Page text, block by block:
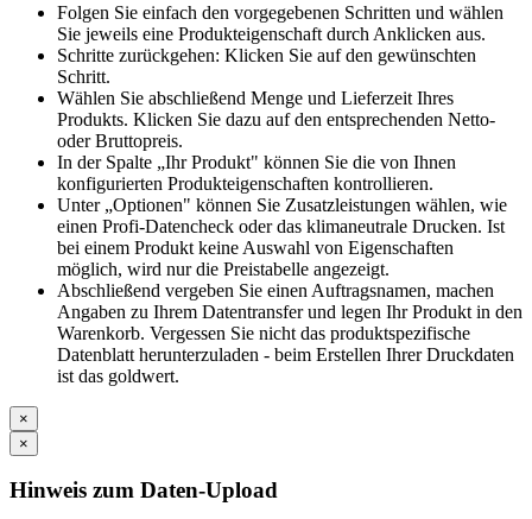
Folgen Sie einfach den vorgegebenen Schritten und wählen
Sie jeweils eine Produkteigenschaft durch Anklicken aus.
Schritte zurückgehen: Klicken Sie auf den gewünschten
Schritt.
Wählen Sie abschließend Menge und Lieferzeit Ihres
Produkts. Klicken Sie dazu auf den entsprechenden Netto-
oder Bruttopreis.
In der Spalte „Ihr Produkt" können Sie die von Ihnen
konfigurierten Produkteigenschaften kontrollieren.
Unter „Optionen" können Sie Zusatzleistungen wählen, wie
einen Profi-Datencheck oder das klimaneutrale Drucken. Ist
bei einem Produkt keine Auswahl von Eigenschaften
möglich, wird nur die Preistabelle angezeigt.
Abschließend vergeben Sie einen Auftragsnamen, machen
Angaben zu Ihrem Datentransfer und legen Ihr Produkt in den
Warenkorb. Vergessen Sie nicht das produktspezifische
Datenblatt herunterzuladen - beim Erstellen Ihrer Druckdaten
ist das goldwert.
×
×
Hinweis zum Daten-Upload